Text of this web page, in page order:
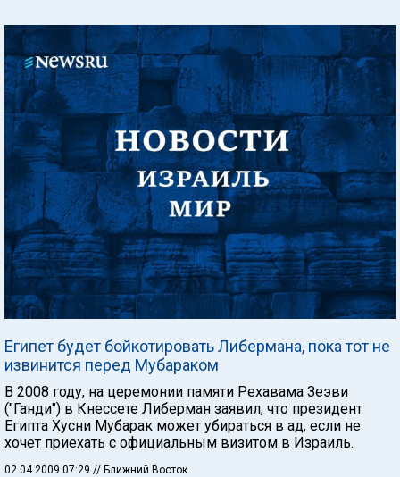
Египет будет бойкотировать Либермана, пока тот не
извинится перед Мубараком
В 2008 году, на церемонии памяти Рехавама Зеэви
("Ганди") в Кнессете Либерман заявил, что президент
Египта Хусни Мубарак может убираться в ад, если не
хочет приехать с официальным визитом в Израиль.
02.04.2009 07:29 // Ближний Восток